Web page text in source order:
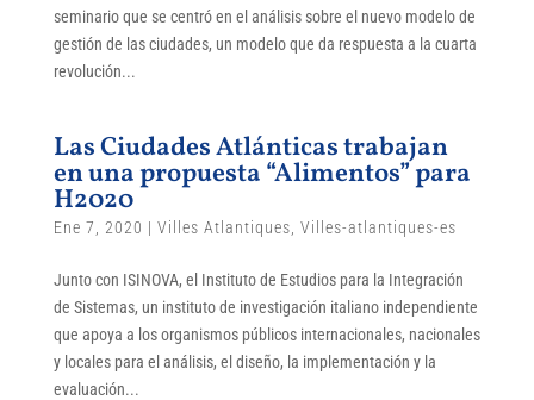
seminario que se centró en el análisis sobre el nuevo modelo de
gestión de las ciudades, un modelo que da respuesta a la cuarta
revolución...
Las Ciudades Atlánticas trabajan
en una propuesta “Alimentos” para
H2020
Ene 7, 2020 | Villes Atlantiques Villes-atlantiques-es
Junto con ISINOVA, el Instituto de Estudios para la Integración
de Sistemas, un instituto de investigación italiano independiente
que apoya a los organismos públicos internacionales, nacionales
y locales para el análisis, el diseño, la implementación y la
evaluación...